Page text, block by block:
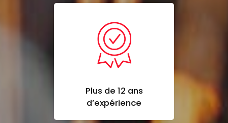
Plus de 12 ans
d’expérience